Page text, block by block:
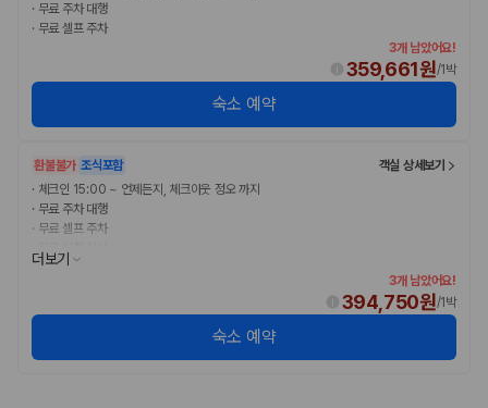
· 무료 주차 대행
· 무료 셀프 주차
3개 남았어요!
359,661원/1박
숙소 예약
환불불가 조식포함
객실 상세보기
· 체크인 15:00 ~ 언제든지, 체크아웃 정오 까지
· 무료 주차 대행
· 무료 셀프 주차
무료 아침 식사
더보기
3개 남았어요!
394,750원/1박
숙소 예약